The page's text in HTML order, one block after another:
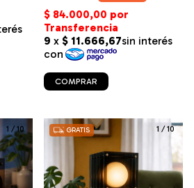
COMPRAR
1 /10 1 /10
GRATIS